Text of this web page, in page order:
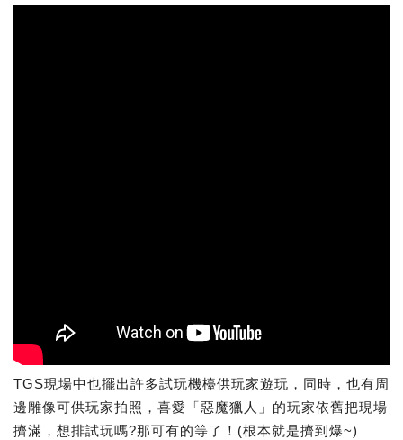
TGS現場中也擺出許多試玩機檯供玩家遊玩，同時，也有周
邊雕像可供玩家拍照，喜愛「惡魔獵人」的玩家依舊把現場
擠滿，想排試玩嗎?那可有的等了！(根本就是擠到爆~)